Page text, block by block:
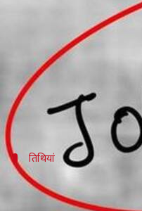
8वीं से स्नातक पास
मालेगांव नगर निगम ने
इच्छुक और योग्य
तिथियां
इस तिथि तक करें
मालेगांव नगर निगम